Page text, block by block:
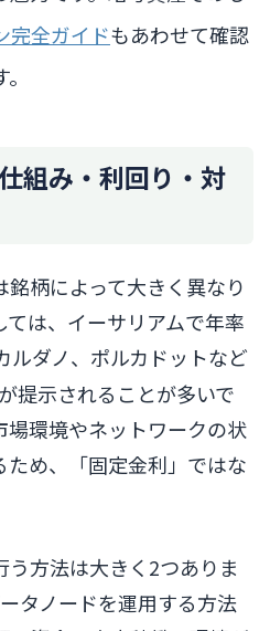
完全ガイドもあわせて確認
組み・利回り・対
柄によって大きく異なり
ては、イーサリアムで年率
ルダノ、ポルカドットなど
が提示されることが多いで
場環境やネットワークの状
め、「固定金利」ではな
方法は大きく2つありま
タノードを運用する方法